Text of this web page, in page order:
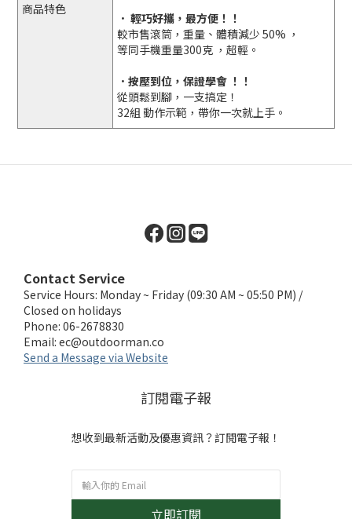
商品特色
． 輕巧好攜，最方便！！
較市售滾筒，重量、體積減少 50% ，
等同手機重量300克 ，超輕。
． 按壓到位，保證學會 ！！
從頭鬆到腳，一支搞定！
32組 動作示範，帶你一次就上手。
Contact Service
Service Hours: Monday ~ Friday (09:30 AM ~ 05:50 PM) /
Closed on holidays
Phone: 06-2678830
Email: ec@outdoorman.co
Send a Message via Website
訂閱電子報
想收到最新活動及優惠資訊？訂閱電子報！
立即訂閱